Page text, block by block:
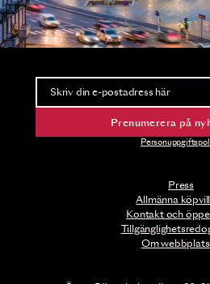
Press
Allmänna
Kontakt och
Om
Nyhetsbrev
Ta del av
Prenumerera på